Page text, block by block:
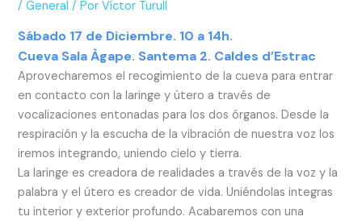
/General / PorVíctor Turull
Sábado 17 de Diciembre. 10 a 14h.
Cueva Sala Àgape. Santema 2. Caldes d’Estrac
Aprovecharemos el recogimiento de la cueva para entrar
en contacto con la laringe y útero a través de
vocalizaciones entonadas para los dos órganos. Desde la
respiración y la escucha de la vibración de nuestra voz los
iremos integrando, uniendo cielo y tierra.
La laringe es creadora de realidades a través de la voz y la
palabra y el útero es creador de vida. Uniéndolas integras
tu interior y exterior profundo. Acabaremos con una